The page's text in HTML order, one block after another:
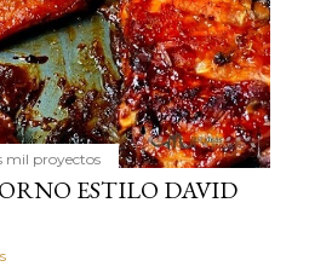
mil proyectos
ESTILO DAVID